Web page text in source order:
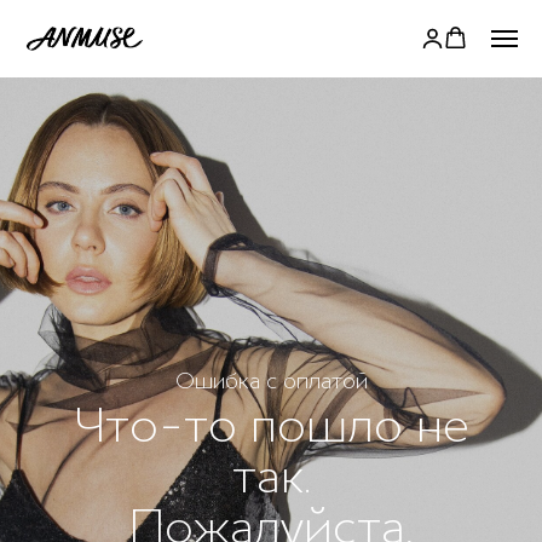
КОНТАКТЫ
Что-то пошло не
так.
Пожалуйста,
свяжитесь с нами
для уточнения
деталей
Ошибка с оплатой